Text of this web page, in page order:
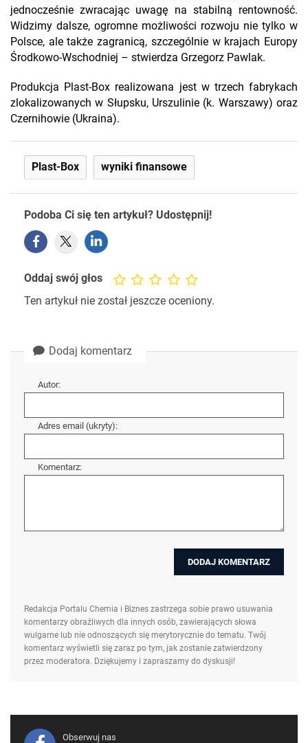
jednocześnie zwracając uwagę na stabilną rentowność.
Widzimy dalsze, ogromne możliwości rozwoju nie tylko w
Polsce, ale także zagranicą, szczególnie w krajach Europy
Środkowo-Wschodniej – stwierdza Grzegorz Pawlak.
Produkcja Plast-Box realizowana jest w trzech fabrykach
zlokalizowanych w Słupsku, Urszulinie (k. Warszawy) oraz
Czernihowie (Ukraina).
Plast-Box wyniki finansowe
Podoba Ci się ten artykuł? Udostępnij!
Oddaj swój głos
Ten artykuł nie został jeszcze oceniony.
Dodaj komentarz
Autor:
Adres email (ukryty):
Komentarz:
Redakcja Portalu Chemia i Biznes zastrzega sobie prawo usuwania
komentarzy obraźliwych dla innych osób, zawierających słowa
wulgarne lub nie odnoszących się merytorycznie do tematu. Twój
komentarz wyświetli się zaraz po tym, jak zostanie zatwierdzony
przez moderatora. Dziękujemy i zapraszamy do dyskusji!
Obserwuj nas